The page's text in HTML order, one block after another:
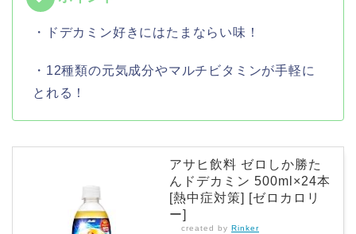
・ドデカミン好きにはたまならい味！
・12種類の元気成分やマルチビタミンが手軽に
とれる！
アサヒ飲料 ゼロしか勝た
んドデカミン 500ml×24本
[熱中症対策] [ゼロカロリ
ー]
created by Rinker